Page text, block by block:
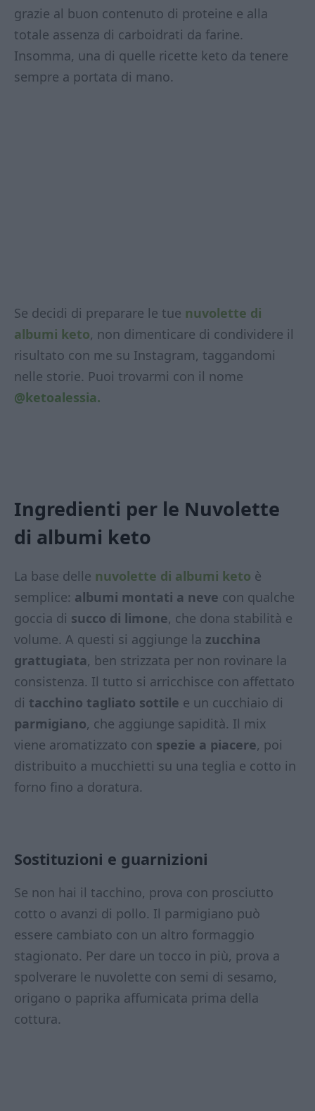
grazie al buon contenuto di proteine e alla
totale assenza di carboidrati da farine.
Insomma, una di quelle ricette keto da tenere
sempre a portata di mano.
Se decidi di preparare le tue nuvolette di
albumi keto, non dimenticare di condividere il
risultato con me su Instagram, taggandomi
nelle storie. Puoi trovarmi con il nome
@ketoalessia.
Ingredienti per le Nuvolette
di albumi keto
La base delle nuvolette di albumi keto è
semplice: albumi montati a neve con qualche
goccia di succo di limone, che dona stabilità e
volume. A questi si aggiunge la zucchina
grattugiata, ben strizzata per non rovinare la
consistenza. Il tutto si arricchisce con affettato
di tacchino tagliato sottile e un cucchiaio di
parmigiano, che aggiunge sapidità. Il mix
viene aromatizzato con spezie a piacere, poi
distribuito a mucchietti su una teglia e cotto in
forno fino a doratura.
Sostituzioni e guarnizioni
Se non hai il tacchino, prova con prosciutto
cotto o avanzi di pollo. Il parmigiano può
essere cambiato con un altro formaggio
stagionato. Per dare un tocco in più, prova a
spolverare le nuvolette con semi di sesamo,
origano o paprika affumicata prima della
cottura.